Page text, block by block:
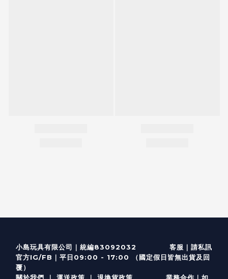
小島玩具有限公司｜統編83092032 客服 ｜ 請私訊
官方IG/FB ｜ 平日09:00 - 17:00 （國定假日皆無出貨及回
覆）